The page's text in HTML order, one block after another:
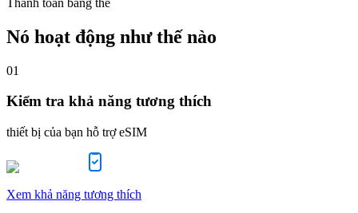
Nó hoạt động như thế nào
01
Kiểm tra khả năng tương thích
thiết bị của bạn hỗ trợ eSIM
Xem khả năng tương thích